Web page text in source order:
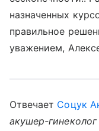
назначенных
правильное
уважением,
Отвечает Соцук
акушер-гинеколог